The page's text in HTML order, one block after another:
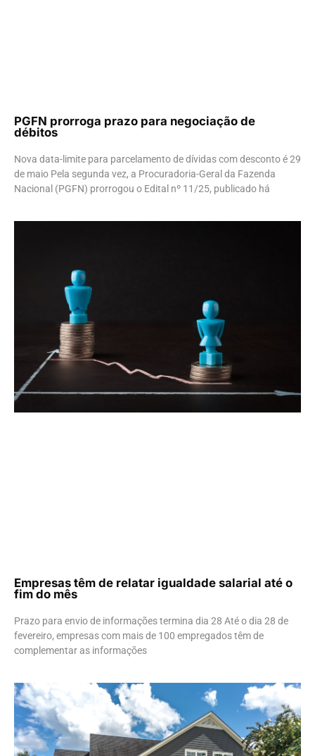
PGFN prorroga prazo para negociação de
débitos
Nova data-limite para parcelamento de dívidas com desconto é 29
de maio Pela segunda vez, a Procuradoria-Geral da Fazenda
Nacional (PGFN) prorrogou o Edital nº 11/25, publicado há
Empresas têm de relatar igualdade salarial até o
fim do mês
Prazo para envio de informações termina dia 28 Até o dia 28 de
fevereiro, empresas com mais de 100 empregados têm de
complementar as informações